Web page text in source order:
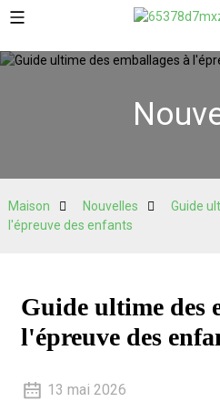
Maison Nouvelles
Guide
l'épreuve des enfants
Guide ultime des
l'épreuve des
13 mai 2026